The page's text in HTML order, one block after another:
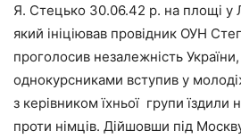
Я. Стецько 30.06.42 р. на площі у
який ініціював провідник ОУН
проголосив незалежність
однокурсниками вступив у
з керівником їхньої групи їздили
проти німців. Дійшовши під